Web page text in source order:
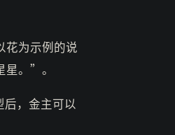
花为示例的说
。”。
，金主可以